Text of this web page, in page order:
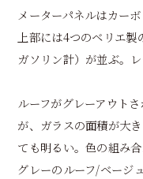
メーターパネルはカー
上部には4つのベリエ
ガソリン計）が並ぶ。レ
ルーフがグレーアウト
が、ガラスの面積が大
ても明るい。色の組み
グレーのルーフ/ベージ